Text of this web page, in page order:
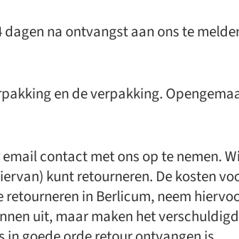
na ontvangst aan ons te
en de verpakking.
contact met ons op te nemen.
kunt retourneren. De kosten
in Berlicum, neem
uit, maar maken het